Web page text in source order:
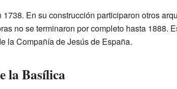
En su construcción participaron otros
no se terminaron por completo hasta 1888.
la Compañía de Jesús de España.
la Basílica